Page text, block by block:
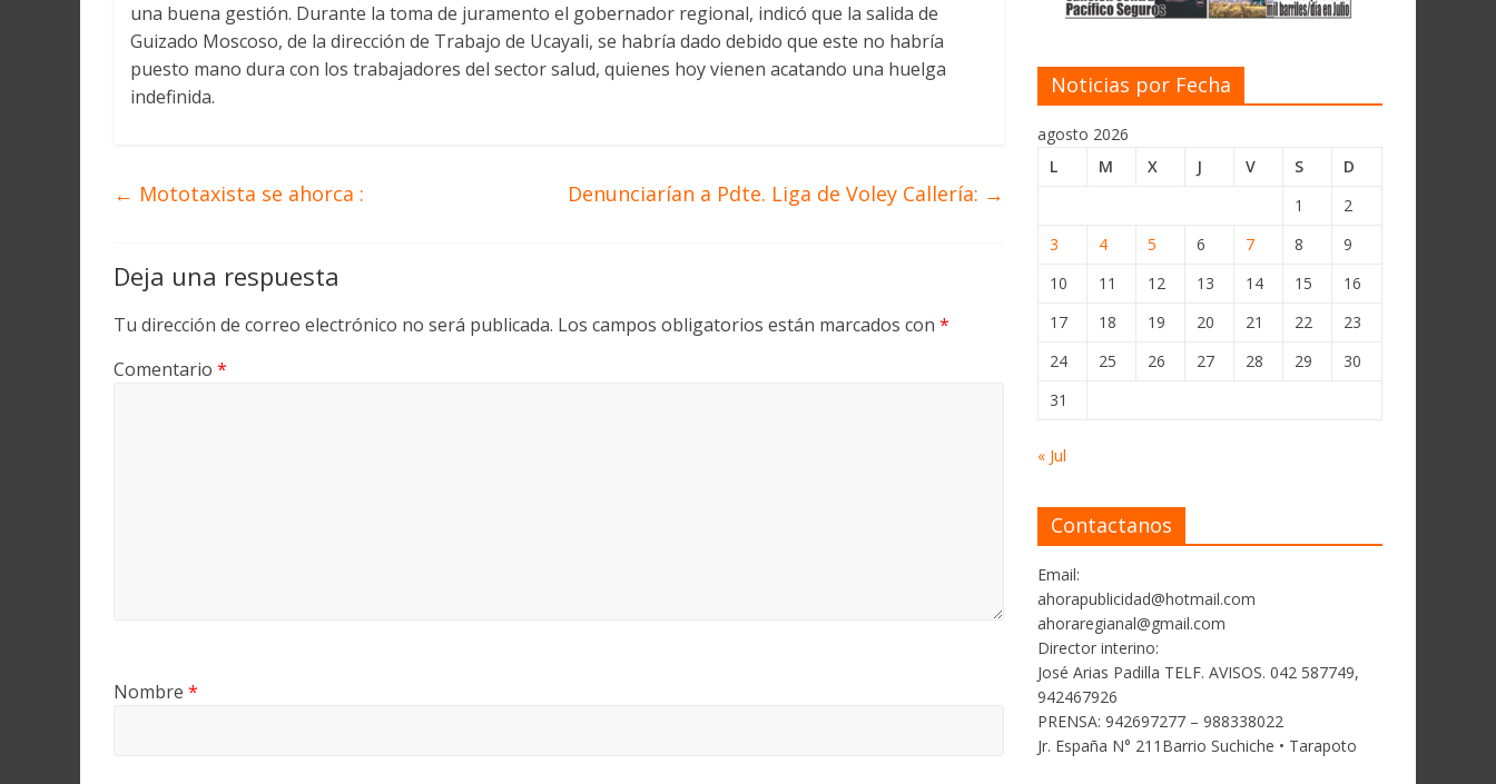
una buena gestión. Durante la toma de juramento el gobernador regional, indicó que la salida de
Guizado Moscoso, de la dirección de Trabajo de Ucayali, se habría dado debido que este no habría
puesto mano dura con los trabajadores del sector salud, quienes hoy vienen acatando una huelga
indefinida.
← Mototaxista se ahorca : Denunciarían a Pdte. Liga de Voley Callería: →
Deja una respuesta
Tu dirección de correo electrónico no será publicada. Los campos obligatorios están marcados con *
Comentario *
Nombre *
Noticias por Fecha
agosto 2026
L
M X J V S
D
1
2
3
4 5 6 7 8
9
10
11 12 13 14 15
16
17
18 19 20 21 22
23
24
25 26 27 28 29
30
31
« Jul
Contactanos
Email:
ahorapublicidad@hotmail.com
ahoraregianal@gmail.com
Director interino:
José Arias Padilla TELF. AVISOS. 042 587749,
942467926
PRENSA: 942697277 – 988338022
Jr. España N° 211Barrio Suchiche • Tarapoto